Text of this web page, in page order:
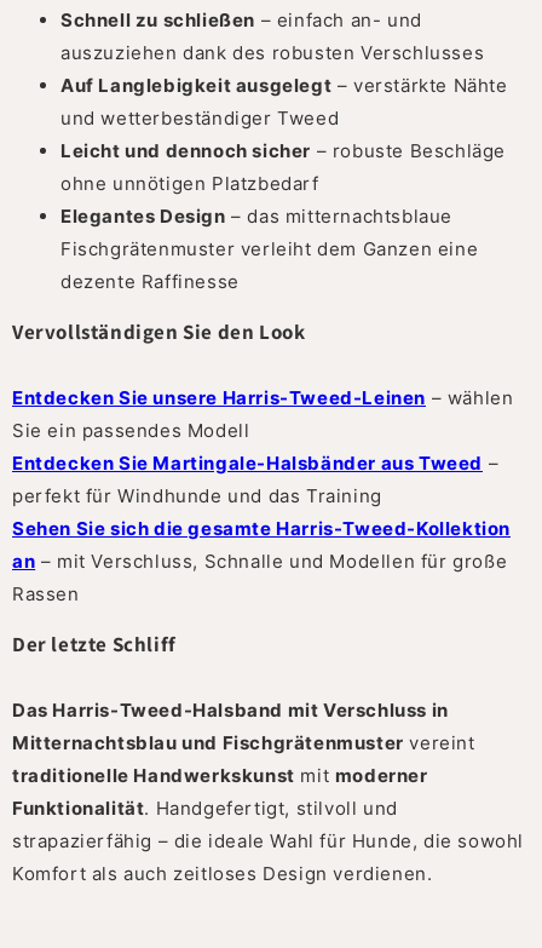
Schnell zu schließen – einfach an- und
auszuziehen dank des robusten Verschlusses
Auf Langlebigkeit ausgelegt – verstärkte Nähte
und wetterbeständiger Tweed
Leicht und dennoch sicher – robuste Beschläge
ohne unnötigen Platzbedarf
Elegantes Design – das mitternachtsblaue
Fischgrätenmuster verleiht dem Ganzen eine
dezente Raffinesse
Vervollständigen Sie den Look
Entdecken Sie unsere Harris-Tweed-Leinen – wählen
Sie ein passendes Modell
Entdecken Sie Martingale-Halsbänder aus Tweed –
perfekt für Windhunde und das Training
Sehen Sie sich die gesamte Harris-Tweed-Kollektion
an – mit Verschluss, Schnalle und Modellen für große
Rassen
Der letzte Schliff
Das Harris-Tweed-Halsband mit Verschluss in
Mitternachtsblau und Fischgrätenmuster vereint
traditionelle Handwerkskunst mit moderner
Funktionalität. Handgefertigt, stilvoll und
strapazierfähig – die ideale Wahl für Hunde, die sowohl
Komfort als auch zeitloses Design verdienen.